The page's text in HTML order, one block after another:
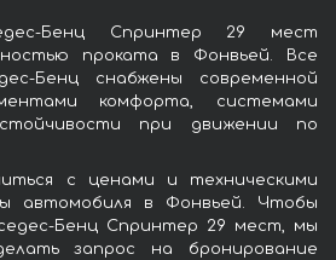
Бенц Спринтер 29 мест
проката в Фонвьей. Все
Бенц снабжены современной
комфорта, системами
при движении по
с ценами и техническими
автомобиля в Фонвьей. Чтобы
Бенц Спринтер 29 мест, мы
запрос на бронирование